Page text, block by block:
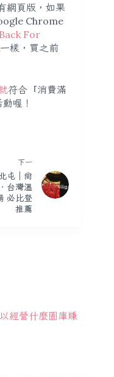
網頁版，如果
Chrome
For
樣，買之前
符合『消費滿
喔！
下一
屯｜尚
台灣溫
必比登
推薦
經營什麼圖庫賺